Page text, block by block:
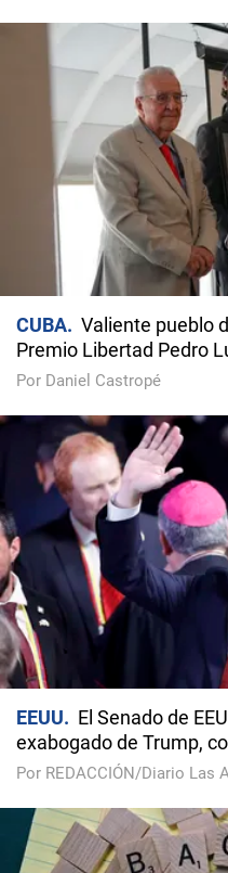
CUBA
Valiente pueblo
Premio Libertad Pedro
Por Daniel Castropé
EEUU
El Senado de
exabogado de Trump,
Por REDACCIÓN/Diario Las